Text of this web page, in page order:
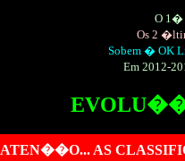
O 1�
Os 2
Sobem � OK
Em 2012-
ATEN��O... AS